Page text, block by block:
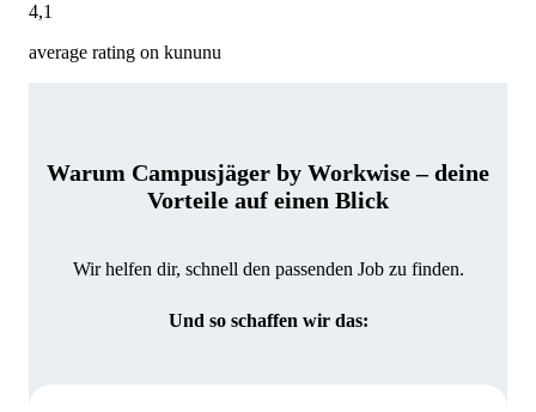
4,1
average rating on kununu
Warum Campusjäger by Workwise – deine
Vorteile auf einen Blick
Wir helfen dir, schnell den passenden Job zu finden.
Und so schaffen wir das: